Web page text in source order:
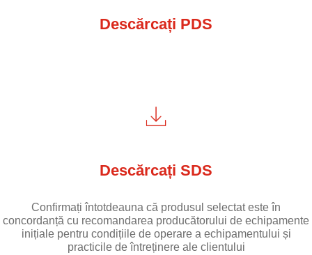
Descărcați PDS
Descărcați SDS
Confirmați întotdeauna că produsul selectat este în
concordanță cu recomandarea producătorului de echipamente
inițiale pentru condițiile de operare a echipamentului și
practicile de întreținere ale clientului